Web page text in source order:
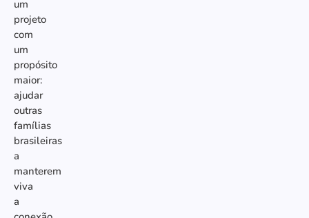
um
projeto
com
um
propósito
maior:
ajudar
outras
famílias
brasileiras
a
manterem
viva
a